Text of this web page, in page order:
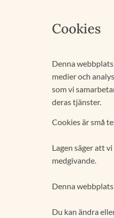
Cookies
Denna
medier och
som vi
deras tjänster.
Cookies är små
Lagen säger att
medgivande.
Denna
Du kan ändra